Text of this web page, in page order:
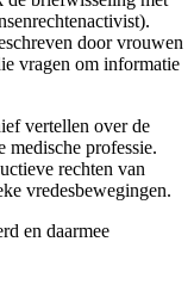
door vrouwen
vragen om informatie
vertellen over de
professie.
rechten van
vredesbewegingen.
en daarmee